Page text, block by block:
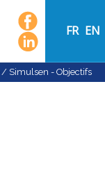
FR EN
/ Simulsen - Objectifs